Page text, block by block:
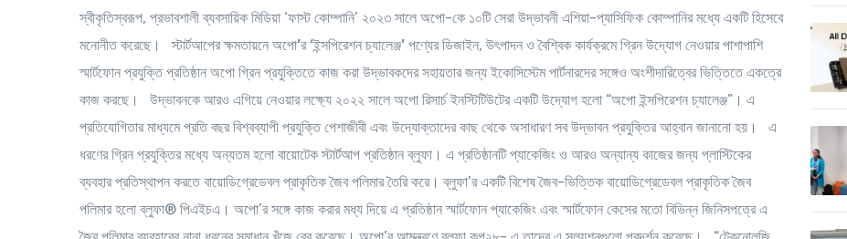
স্বীকৃতিস্বরূপ, প্রভাবশালী ব্যবসায়িক মিডিয়া ‘ফাস্ট কোম্পানি’ ২০২৩ সালে অপো-কে ১০টি সেরা উদ্ভাবনী এশিয়া-প্যাসিফিক কোম্পানির মধ্যে একটি হিসেবে
মনোনীত করেছে।স্টার্টআপের ক্ষমতায়নে অপো’র ‘ইন্সপিরেশন চ্যালেঞ্জ’ পণ্যের ডিজাইন, উৎপাদন ও বৈশ্বিক কার্যক্রমে গ্রিন উদ্যোগ নেওয়ার পাশাপাশি
স্মার্টফোন প্রযুক্তি প্রতিষ্ঠান অপো গ্রিন প্রযুক্তিতে কাজ করা উদ্ভাবকদের সহায়তার জন্য ইকোসিস্টেম পার্টনারদের সঙ্গেও অংশীদারিত্বের ভিত্তিতে একত্রে
কাজ করছে। উদ্ভাবনকে আরও এগিয়ে নেওয়ার লক্ষ্যে ২০২২ সালে অপো রিসার্চ ইনস্টিটিউটের একটি উদ্যোগ হলো “অপো ইন্সপিরেশন চ্যালেঞ্জ”। এ
প্রতিযোগিতার মাধ্যমে প্রতি বছর বিশ্বব্যাপী প্রযুক্তি পেশাজীবী এবং উদ্যোক্তাদের কাছ থেকে অসাধারণ সব উদ্ভাবন প্রযুক্তির আহ্বান জানানো হয়। এ
ধরণের গ্রিন প্রযুক্তির মধ্যে অন্যতম হলো বায়োটেক স্টার্টআপ প্রতিষ্ঠান ব্লুফা। এ প্রতিষ্ঠানটি প্যাকেজিং ও আরও অন্যান্য কাজের জন্য প্লাস্টিকের
ব্যবহার প্রতিস্থাপন করতে বায়োডিগ্রেডেবল প্রাকৃতিক জৈব পলিমার তৈরি করে। ব্লুফা’র একটি বিশেষ জৈব-ভিত্তিক বায়োডিগ্রেডেবল প্রাকৃতিক জৈব
পলিমার হলো ব্লুফা® পিএইচএ। অপো’র সঙ্গে কাজ করার মধ্য দিয়ে এ প্রতিষ্ঠান স্মার্টফোন প্যাকেজিং এবং স্মার্টফোন কেসের মতো বিভিন্ন জিনিসপত্রে এ